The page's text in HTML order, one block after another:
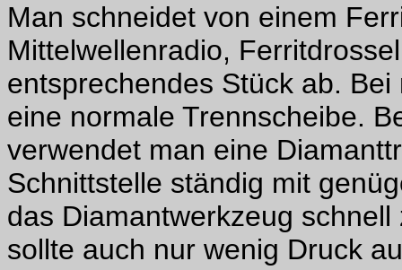
Man schneidet von einem
Mittelwellenradio,
entsprechendes Stück ab.
eine normale Trennscheibe.
verwendet man eine
Schnittstelle ständig mit
das Diamantwerkzeug
sollte auch nur wenig Druck